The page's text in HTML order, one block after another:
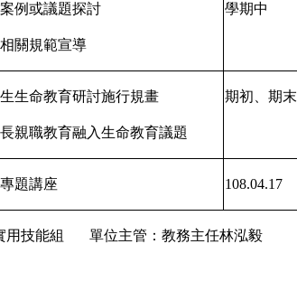
例或議題探討
關規範宣導
學期中
生命教育研討施行規畫
親職教育融入生命教育議題
期初、期末
題講座 108.04.17
用技能組 單位主管：教務主任林泓毅